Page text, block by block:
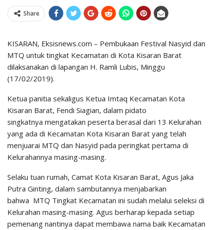
Share
KISARAN, Eksisnews.com – Pembukaan Festival Nasyid dan
MTQ untuk tingkat Kecamatan di Kota Kisaran Barat
dilaksanakan di lapangan H. Ramli Lubis, Minggu
(17/02/2019).
Ketua panitia sekaligus Ketua Imtaq Kecamatan Kota
Kisaran Barat, Fendi Siagian, dalam pidato
singkatnya mengatakan peserta berasal dari 13 Kelurahan
yang ada di Kecamatan Kota Kisaran Barat yang telah
menjuarai MTQ dan Nasyid pada peringkat pertama di
Kelurahannya masing-masing.
Selaku tuan rumah, Camat Kota Kisaran Barat, Agus Jaka
Putra Ginting, dalam sambutannya menjabarkan
bahwa MTQ Tingkat Kecamatan ini sudah melalui seleksi di
Kelurahan masing-masing. Agus berharap kepada setiap
pemenang nantinya dapat membawa nama baik Kecamatan